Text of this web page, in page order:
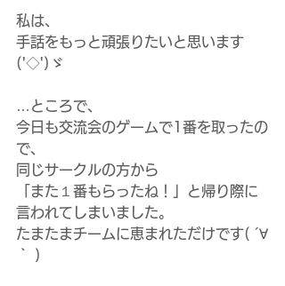
私は、
手話をもっと頑張りたいと思います
('◇')ゞ
…ところで、
今日も交流会のゲームで1番を取ったの
で、
同じサークルの方から
「また１番もらったね！」と帰り際に
言われてしまいました。
たまたまチームに恵まれただけです( ´∀
｀ )